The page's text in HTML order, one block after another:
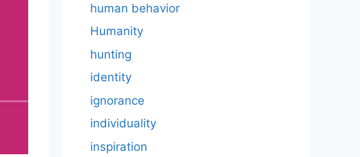
human behavior
Humanity
hunting
identity
ignorance
individuality
inspiration